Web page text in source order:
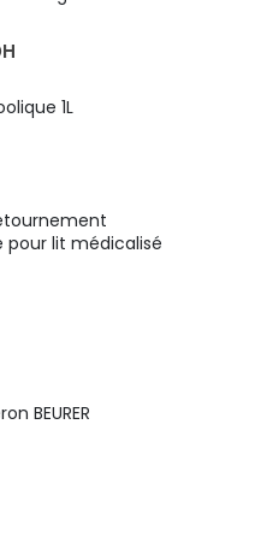
1L
pour lit médicalisé
BEURER